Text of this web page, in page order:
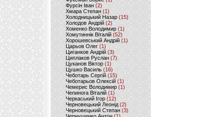
Фурсін Іван (2)
Хмара Степан(1)
Холодницький Назар(15)
Холодов Андрій (2)
Хоменко Володимир (1)
Хомутиннік Віталій (52)
Хорошевський Андрій (1)
Царьов Олег (1)
Циганков Андрій (3)
Циплаков Руслан(7)
Цуканов Віктор (1)
Цушко Василь (16)
Чеботарь Сергій (15)
Чеботарьов Олексій (1)
Чемерис Володимир (1)
Чепинога Віталій (1)
Черкаський Ігор (12)
Черновецький Леонід(2)
Черновецький Степан (3)